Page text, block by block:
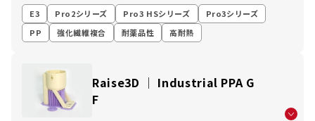
E3 Pro2シリーズ Pro3 HSシリーズ
Pro3シリーズ
PP
強化繊維複合 耐薬品性 高耐熱
Raise3D │ Industrial PPA G
F